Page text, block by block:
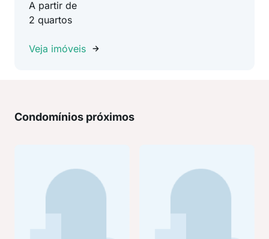
A partir de
2 quartos
Veja imóveis
Condomínios próximos